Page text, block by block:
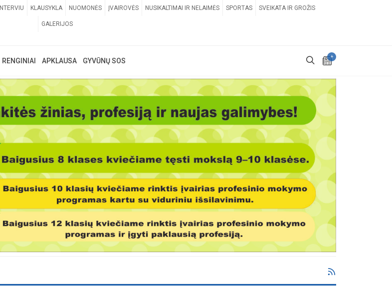
INTERVIU KLAUSYKLA NUOMONĖS ĮVAIROVĖS NUSIKALTIMAI IR NELAIMĖS SPORTAS SVEIKATA IR GROŽIS
GALERIJOS
+
RENGINIAI APKLAUSA GYVŪNŲ SOS